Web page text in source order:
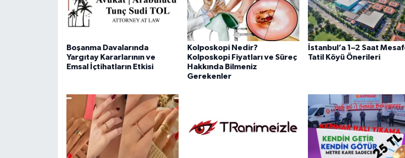
Boşanma Davalarında
Yargıtay Kararlarının ve
Emsal İçtihatların Etkisi
Kolposkopi Nedir?
Kolposkopi Fiyatları ve Süreç
Hakkında Bilmeniz
Gerekenler
İstanbul’a 1–2 Saat
Tatil Köyü Önerileri